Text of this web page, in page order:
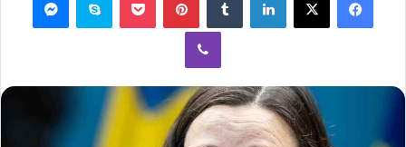
ڤايبر